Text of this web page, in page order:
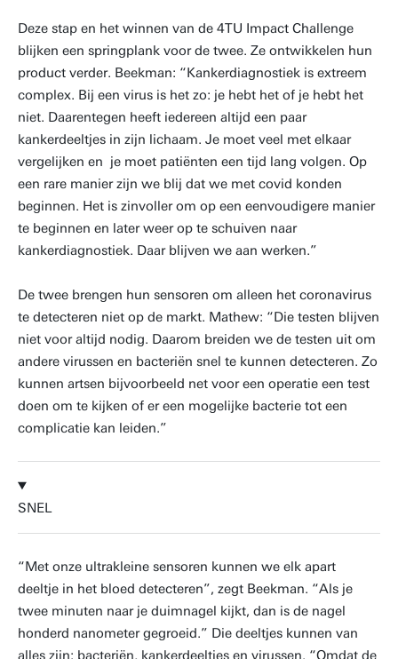
Deze stap en het winnen van de 4TU Impact Challenge
blijken een springplank voor de twee. Ze ontwikkelen hun
product verder. Beekman: “Kankerdiagnostiek is extreem
complex. Bij een virus is het zo: je hebt het of je hebt het
niet. Daarentegen heeft iedereen altijd een paar
kankerdeeltjes in zijn lichaam. Je moet veel met elkaar
vergelijken en je moet patiënten een tijd lang volgen. Op
een rare manier zijn we blij dat we met covid konden
beginnen. Het is zinvoller om op een eenvoudigere manier
te beginnen en later weer op te schuiven naar
kankerdiagnostiek. Daar blijven we aan werken.”
De twee brengen hun sensoren om alleen het coronavirus
te detecteren niet op de markt. Mathew: “Die testen blijven
niet voor altijd nodig. Daarom breiden we de testen uit om
andere virussen en bacteriën snel te kunnen detecteren. Zo
kunnen artsen bijvoorbeeld net voor een operatie een test
doen om te kijken of er een mogelijke bacterie tot een
complicatie kan leiden.”
SNEL
“Met onze ultrakleine sensoren kunnen we elk apart
deeltje in het bloed detecteren”, zegt Beekman. “Als je
twee minuten naar je duimnagel kijkt, dan is de nagel
honderd nanometer gegroeid.” Die deeltjes kunnen van
alles zijn: bacteriën, kankerdeeltjes en virussen. “Omdat de